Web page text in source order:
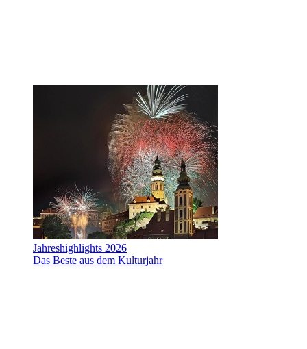
Jahreshighlights 2026
Das Beste aus dem Kulturjahr